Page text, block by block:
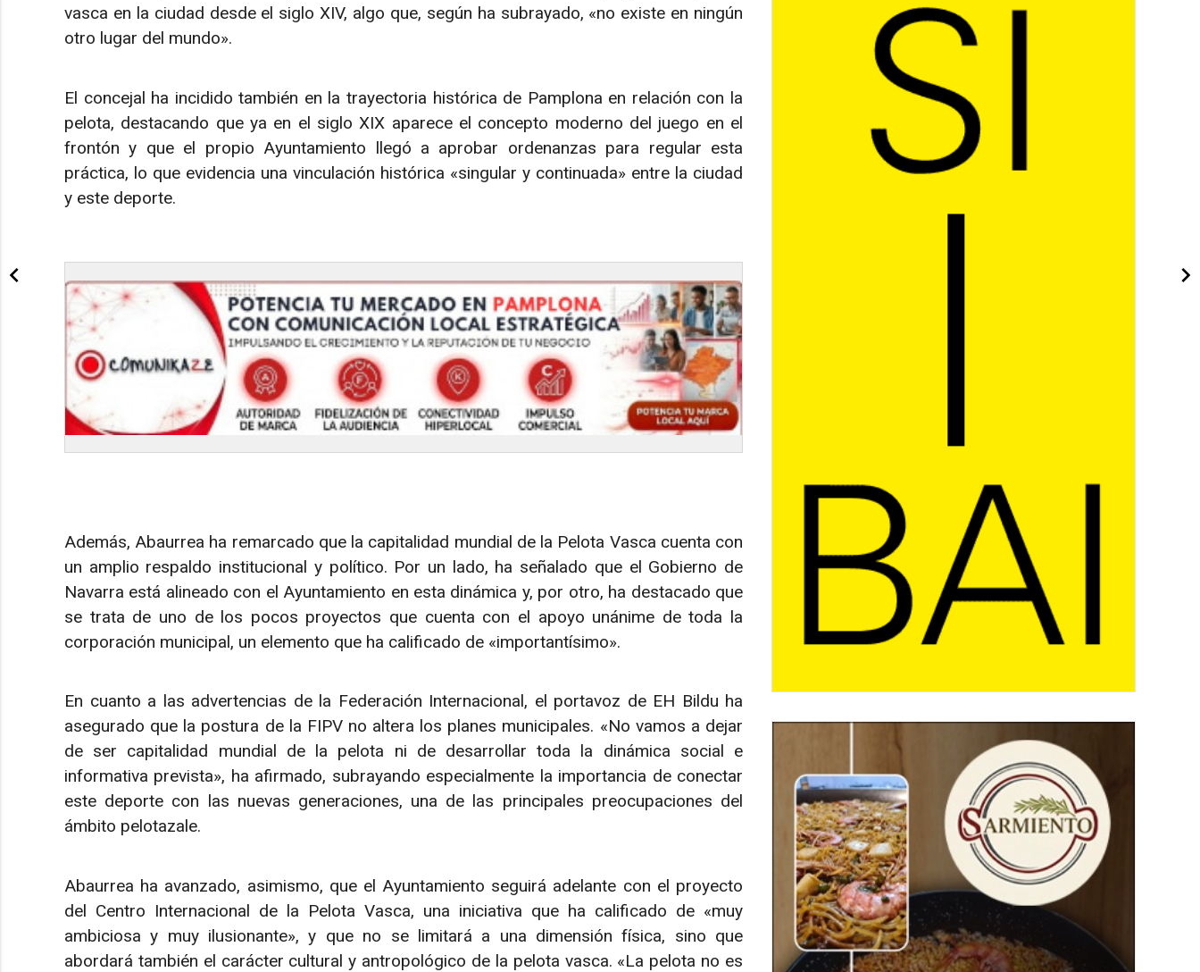
vasca en la ciudad desde el siglo XIV, algo que, según ha subrayado, «no existe en ningún
otro lugar del mundo».
El concejal ha incidido también en la trayectoria histórica de Pamplona en relación con la
pelota, destacando que ya en el siglo XIX aparece el concepto moderno del juego en el
frontón y que el propio Ayuntamiento llegó a aprobar ordenanzas para regular esta
práctica, lo que evidencia una vinculación histórica «singular y continuada» entre la ciudad
y este deporte.
Además, Abaurrea ha remarcado que la capitalidad mundial de la Pelota Vasca cuenta con
un amplio respaldo institucional y político. Por un lado, ha señalado que el Gobierno de
Navarra está alineado con el Ayuntamiento en esta dinámica y, por otro, ha destacado que
se trata de uno de los pocos proyectos que cuenta con el apoyo unánime de toda la
corporación municipal, un elemento que ha calificado de «importantísimo».
En cuanto a las advertencias de la Federación Internacional, el portavoz de EH Bildu ha
asegurado que la postura de la FIPV no altera los planes municipales. «No vamos a dejar
de ser capitalidad mundial de la pelota ni de desarrollar toda la dinámica social e
informativa prevista», ha afirmado, subrayando especialmente la importancia de conectar
este deporte con las nuevas generaciones, una de las principales preocupaciones del
ámbito pelotazale.
Abaurrea ha avanzado, asimismo, que el Ayuntamiento seguirá adelante con el proyecto
del Centro Internacional de la Pelota Vasca, una iniciativa que ha calificado de «muy
ambiciosa y muy ilusionante», y que no se limitará a una dimensión física, sino que
abordará también el carácter cultural y antropológico de la pelota vasca. «La pelota no es